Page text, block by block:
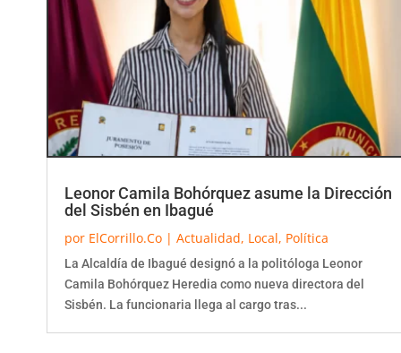
Leonor Camila Bohórquez asume la Dirección
del Sisbén en Ibagué
por ElCorrillo.Co | Actualidad, Local, Política
La Alcaldía de Ibagué designó a la politóloga Leonor
Camila Bohórquez Heredia como nueva directora del
Sisbén. La funcionaria llega al cargo tras...